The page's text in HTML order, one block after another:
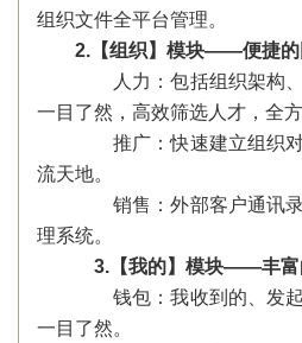
组织文件全平台管理。
2.【组织】模块——便捷的
人力：包括组织架构、
一目了然，高效筛选人才，全
推广：快速建立组织对
流天地。
销售：外部客户通讯录
理系统。
3.【我的】模块——丰富
钱包：我收到的、发起
一目了然。